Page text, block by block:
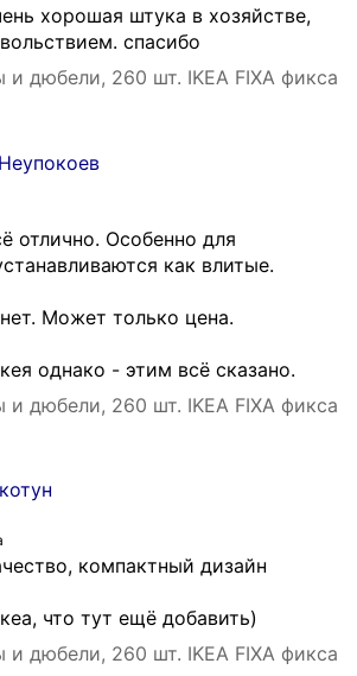
хорошая штука в хозяйстве,
спасибо
дюбели, 260 шт. IKEA FIXA фикса
отлично. Особенно для
как влитые.
Может только цена.
однако - этим всё сказано.
дюбели, 260 шт. IKEA FIXA фикса
компактный дизайн
что тут ещё добавить)
дюбели, 260 шт. IKEA FIXA фикса